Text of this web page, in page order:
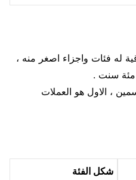
له فئات واجزاء اصغر منه ،
مئة سنت .
، الاول هو العملات
شكل الفئة